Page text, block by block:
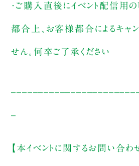
・ご購入直後にイベント配信用
都合上、お客様都合によるキャ
せん。何卒ご了承ください
【本イベントに関するお問い合わ